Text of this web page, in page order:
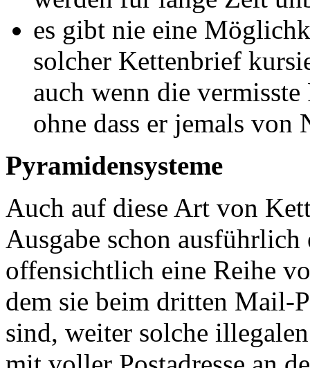
es gibt nie eine
solcher Kettenbrief
auch wenn die
ohne dass er jemals von
Pyramidensysteme
Auch auf diese Art von
Ausgabe schon
offensichtlich eine Reihe
dem sie beim dritten Mail-
sind, weiter solche